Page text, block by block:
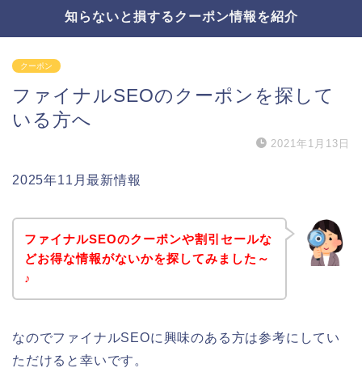
知らないと損するクーポン情報を紹介
クーポン
ファイナルSEOのクーポンを探して
いる方へ
2021年1月13日
2025年11月最新情報
ファイナルSEOのクーポンや割引セールな
どお得な情報がないかを探してみました～
♪
なのでファイナルSEOに興味のある方は参考にしてい
ただけると幸いです。